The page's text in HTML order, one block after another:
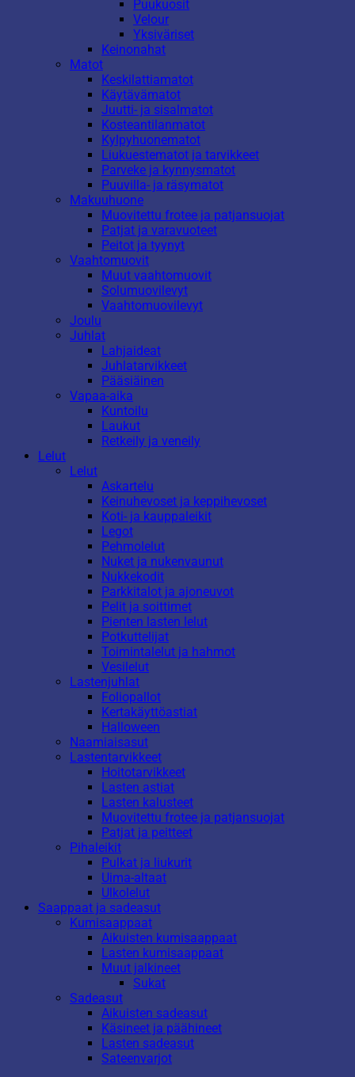
Puukuosit
Velour
Yksiväriset
Keinonahat
Matot
Keskilattiamatot
Käytävämatot
Juutti- ja sisalmatot
Kosteantilanmatot
Kylpyhuonematot
Liukuestematot ja tarvikkeet
Parveke ja kynnysmatot
Puuvilla- ja räsymatot
Makuuhuone
Muovitettu frotee ja patjansuojat
Patjat ja varavuoteet
Peitot ja tyynyt
Vaahtomuovit
Muut vaahtomuovit
Solumuovilevyt
Vaahtomuovilevyt
Joulu
Juhlat
Lahjaideat
Juhlatarvikkeet
Pääsiäinen
Vapaa-aika
Kuntoilu
Laukut
Retkeily ja veneily
Lelut
Lelut
Askartelu
Keinuhevoset ja keppihevoset
Koti- ja kauppaleikit
Legot
Pehmolelut
Nuket ja nukenvaunut
Nukkekodit
Parkkitalot ja ajoneuvot
Pelit ja soittimet
Pienten lasten lelut
Potkuttelijat
Toimintalelut ja hahmot
Vesilelut
Lastenjuhlat
Foliopallot
Kertakäyttöastiat
Halloween
Naamiaisasut
Lastentarvikkeet
Hoitotarvikkeet
Lasten astiat
Lasten kalusteet
Muovitettu frotee ja patjansuojat
Patjat ja peitteet
Pihaleikit
Pulkat ja liukurit
Uima-altaat
Ulkolelut
Saappaat ja sadeasut
Kumisaappaat
Aikuisten kumisaappaat
Lasten kumisaappaat
Muut jalkineet
Sukat
Sadeasut
Aikuisten sadeasut
Käsineet ja päähineet
Lasten sadeasut
Sateenvarjot